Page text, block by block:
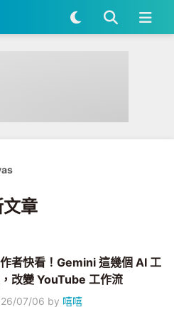
章
者快看！Gemini 這幾個 AI 工
改變 YouTube 工作流
07/06 by 嘻嘻